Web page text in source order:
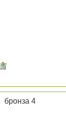
бронза 4